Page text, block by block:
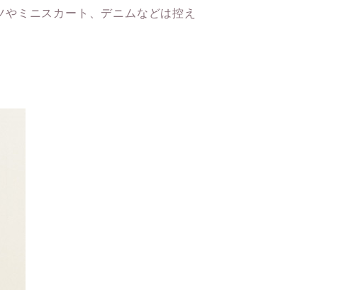
ミニスカート、デニムなどは控え